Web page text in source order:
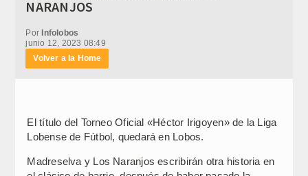
NARANJOS
Por Infolobos
junio 12, 2023 08:49
Volver a la Home
El título del Torneo Oficial «Héctor Irigoyen» de la Liga
Lobense de Fútbol, quedará en Lobos.
Madreselva y Los Naranjos escribirán otra historia en